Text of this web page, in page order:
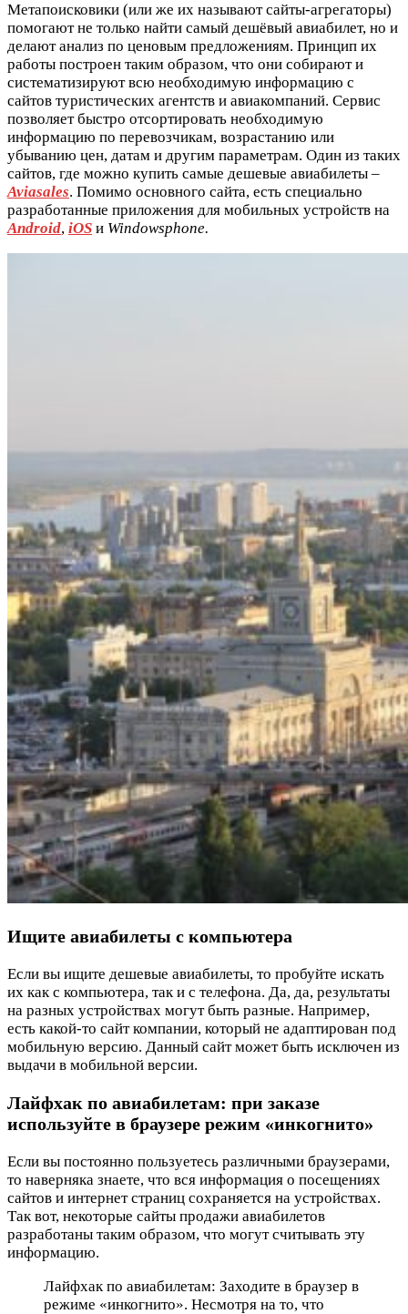
Метапоисковики (или же их называют сайты-агрегаторы)
помогают не только найти самый дешёвый авиабилет, но и
делают анализ по ценовым предложениям. Принцип их
работы построен таким образом, что они собирают и
систематизируют всю необходимую информацию с
сайтов туристических агентств и авиакомпаний. Сервис
позволяет быстро отсортировать необходимую
информацию по перевозчикам, возрастанию или
убыванию цен, датам и другим параметрам. Один из таких
сайтов, где можно купить самые дешевые авиабилеты –
Aviasales. Помимо основного сайта, есть специально
разработанные приложения для мобильных устройств на
Android, iOS и Windowsphone.
Ищите авиабилеты с компьютера
Если вы ищите дешевые авиабилеты, то пробуйте искать
их как с компьютера, так и с телефона. Да, да, результаты
на разных устройствах могут быть разные. Например,
есть какой-то сайт компании, который не адаптирован под
мобильную версию. Данный сайт может быть исключен из
выдачи в мобильной версии.
Лайфхак по авиабилетам: при заказе
используйте в браузере режим «инкогнито»
Если вы постоянно пользуетесь различными браузерами,
то наверняка знаете, что вся информация о посещениях
сайтов и интернет страниц сохраняется на устройствах.
Так вот, некоторые сайты продажи авиабилетов
разработаны таким образом, что могут считывать эту
информацию.
Лайфхак по авиабилетам: Заходите в браузер в
режиме «инкогнито». Несмотря на то, что